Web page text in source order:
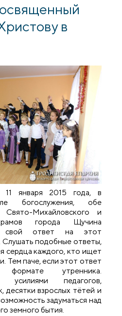
в
января 2015 года, в
богослужения, обе
Михайловского и
города Щучина
свой ответ на этот
Слушать подобные ответы,
сердца каждого, кто ищет
Тем паче, если этот ответ
утренника.
усилиями педагогов,
десятки взрослых тётей и
задуматься над
земного бытия.